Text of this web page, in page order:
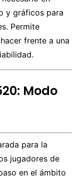
y gráficos para
Permite
frente a una
Modo
para la
jugadores de
en el ámbito